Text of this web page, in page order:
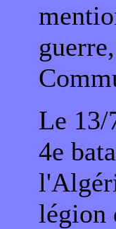
Le
4e
légion